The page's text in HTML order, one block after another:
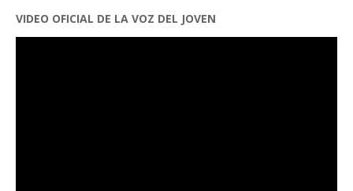
VIDEO OFICIAL DE LA VOZ DEL JOVEN